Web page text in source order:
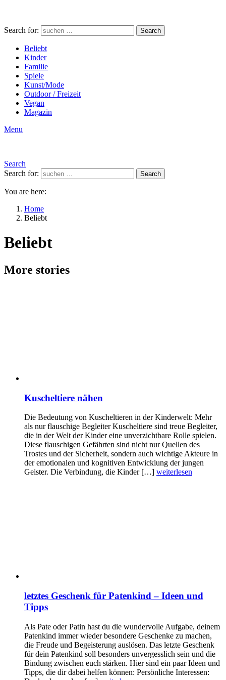
Search for: Search
Beliebt
Kinder
Familie
Spiele
Kunst/Mode
Outdoor / Freizeit
Vegan
Magazin
Menu
Search
Search for:
Search
You are here:
Home
Beliebt
Beliebt
More stories
Kuscheltiere nähen
Die Bedeutung von Kuscheltieren in der Kinderwelt: Mehr
als nur flauschige Begleiter Kuscheltiere sind treue Begleiter,
die in der Welt der Kinder eine unverzichtbare Rolle spielen.
Diese flauschigen Gefährten sind nicht nur Quellen des
Trostes und der Sicherheit, sondern auch wichtige Akteure in
der emotionalen und kognitiven Entwicklung der jungen
Geister. Die Verbindung, die Kinder […] weiterlesen
letztes Geschenk für Patenkind – Ideen und
Tipps
Als Pate oder Patin hast du die wundervolle Aufgabe, deinem
Patenkind immer wieder besondere Geschenke zu machen,
die Freude und Begeisterung auslösen. Das letzte Geschenk
für dein Patenkind soll besonders unvergesslich sein und die
Bindung zwischen euch stärken. Hier sind ein paar Ideen und
Tipps, die dir dabei helfen können: Persönliche Interessen: